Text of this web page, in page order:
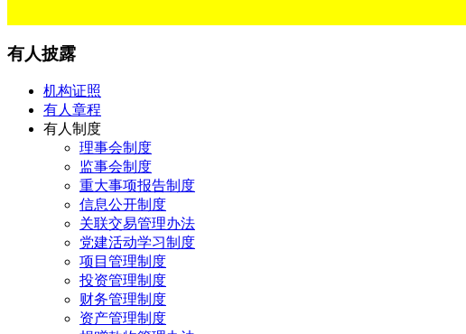
有人披露
机构证照
有人章程
有人制度
理事会制度
监事会制度
重大事项报告制度
信息公开制度
关联交易管理办法
党建活动学习制度
项目管理制度
投资管理制度
财务管理制度
资产管理制度